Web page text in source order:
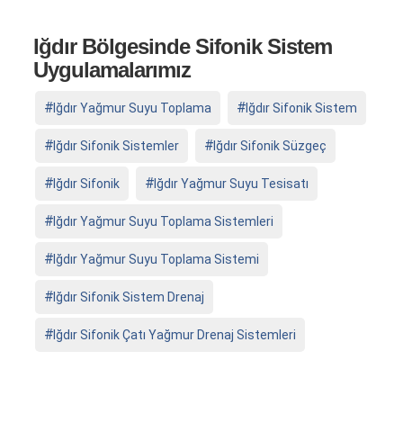
Iğdır Bölgesinde Sifonik Sistem
Uygulamalarımız
Iğdır Yağmur Suyu Toplama Iğdır Sifonik Sistem
Iğdır Sifonik Sistemler Iğdır Sifonik Süzgeç
Iğdır Sifonik Iğdır Yağmur Suyu Tesisatı
Iğdır Yağmur Suyu Toplama Sistemleri
Iğdır Yağmur Suyu Toplama Sistemi
Iğdır Sifonik Sistem Drenaj
Iğdır Sifonik Çatı Yağmur Drenaj Sistemleri